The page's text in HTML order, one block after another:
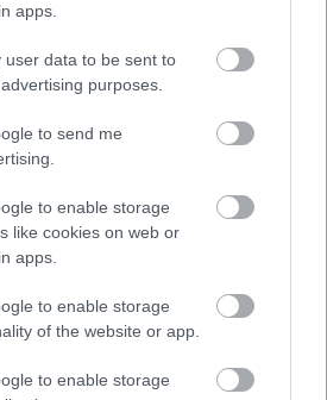
apps.
user data to be sent to
purposes.
to send me
to enable storage
like cookies on web or
apps.
to enable storage
of the website or app.
to enable storage
építési szakasz indult be a
téri felüljárón
II.: Mit jelent az 5. blokk új
a Liszt Ferenc repülőtér
lévő logisztikai bázis út- és
fejlesztése